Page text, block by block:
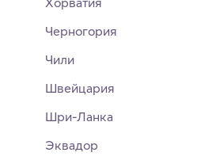
Черногория
Чили
Швейцария
Шри-Ланка
Эквадор